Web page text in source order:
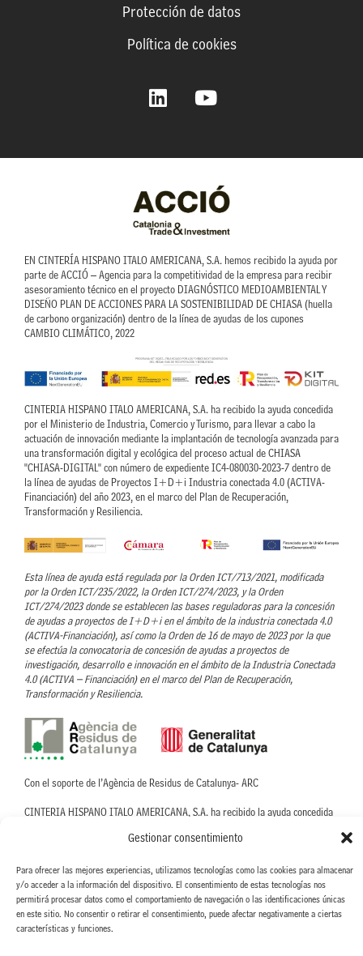
Gestionar consentimiento
Para ofrecer las mejores experiencias, utilizamos tecnologías como las cookies para almacenar
y/o acceder a la información del dispositivo. El consentimiento de estas tecnologías nos
permitirá procesar datos como el comportamiento de navegación o las identificaciones únicas
en este sitio. No consentir o retirar el consentimiento, puede afectar negativamente a ciertas
características y funciones.
Protección de datos
Política de cookies
L
i
d
i
n
Y
o
b
e
EN CINTERÍA HISPANO ITALO AMERICANA, S.A. hemos recibido la ayuda por
parte de ACCIÓ – Agencia para la competitividad de la empresa para recibir
asesoramiento técnico en el proyecto DIAGNÓSTICO MEDIOAMBIENTAL Y
DISEÑO PLAN DE ACCIONES PARA LA SOSTENIBILIDAD DE CHIASA (huella
de carbono organización) dentro de la línea de ayudas de los cupones
CAMBIO CLIMÁTICO, 2022
CINTERIA HISPANO ITALO AMERICANA, S.A. ha recibido la ayuda concedida
por el Ministerio de Industria, Comercio y Turismo, para llevar a cabo la
actuación de innovación mediante la implantación de tecnología avanzada para
una transformación digital y ecológica del proceso actual de CHIASA
"CHIASA-DIGITAL" con número de expediente IC4-080030-2023-7 dentro de
la línea de ayudas de Proyectos I+D+i Industria conectada 4.0 (ACTIVA-
Financiación) del año 2023, en el marco del Plan de Recuperación,
Transformación y Resiliencia.
Esta línea de ayuda está regulada por la Orden ICT/713/2021, modificada
por la Orden ICT/235/2022, la Orden ICT/274/2023, y la Orden
ICT/274/2023 donde se establecen las bases reguladoras para la concesión
de ayudas a proyectos de I+D+i en el ámbito de la industria conectada 4.0
(ACTIVA-Financiación), así como la Orden de 16 de mayo de 2023 por la que
se efectúa la convocatoria de concesión de ayudas a proyectos de
investigación, desarrollo e innovación en el ámbito de la Industria Conectada
4.0 (ACTIVA – Financiación) en el marco del Plan de Recuperación,
Transformación y Resiliencia.
Con el soporte de l’Agència de Residus de Catalunya- ARC
CINTERIA HISPANO ITALO AMERICANA, S.A. ha recibido la ayuda concedida
eliminación de disolventes orgánicos en el proceso de recubrimiento de
la economía circular. ACC/3552/2022.